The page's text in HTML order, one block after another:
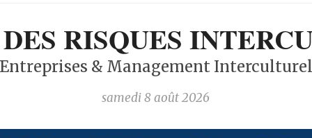
RISQUES
& Management Interculturel
samedi 8 août 2026